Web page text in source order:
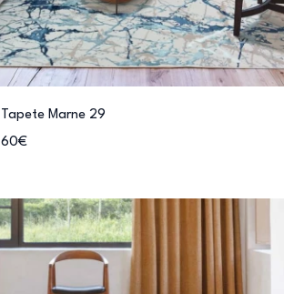
Tapete Marne 29
60€